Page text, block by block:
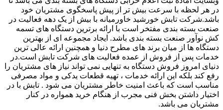
در هر لحظه با سرعت بیش تر از پیش پاسخگوی مشتریان خود
باشد.شرکت تابش خورشید خاورمیانه با بیش از یک دهه فعالیت در
صنعت بسته بندی مفتخر است با ارائه برترین دستگاه های تسمه
کش نوآور صنعت بسته بندی باشد. ایجاد مجموعه ای از بهترین
دستگاه ها از میان برند های مطرح دنیا و همچنین ارائه عالی ترین
خدمات پس از فروش از عمده فعالیت های شرکت تابش است.در
دنیای امروز فروش دستگاه به تنهایی نمی تواند نیاز های مشتریان را
رفع کند بلکه این ارائه خدمات ، تهیه قطعات یدکی و مواد مصرفی
مناسب است که باعث امنیت خاطر مشتریان می شود . تابش با در
اختیار داشتن بخش فنی مجرب از هنگام خرید همواره در کنار
مشتریان می باشد.